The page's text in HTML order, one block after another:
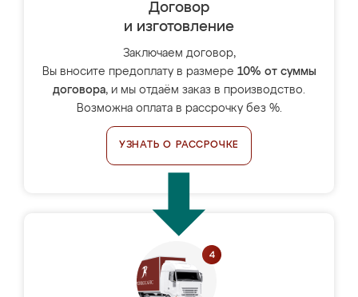
Договор
и изготовление
Заключаем договор,
Вы вносите предоплату в размере 10% от суммы
договора, и мы отдаём заказ в производство.
Возможна оплата в рассрочку без %.
УЗНАТЬ О РАССРОЧКЕ